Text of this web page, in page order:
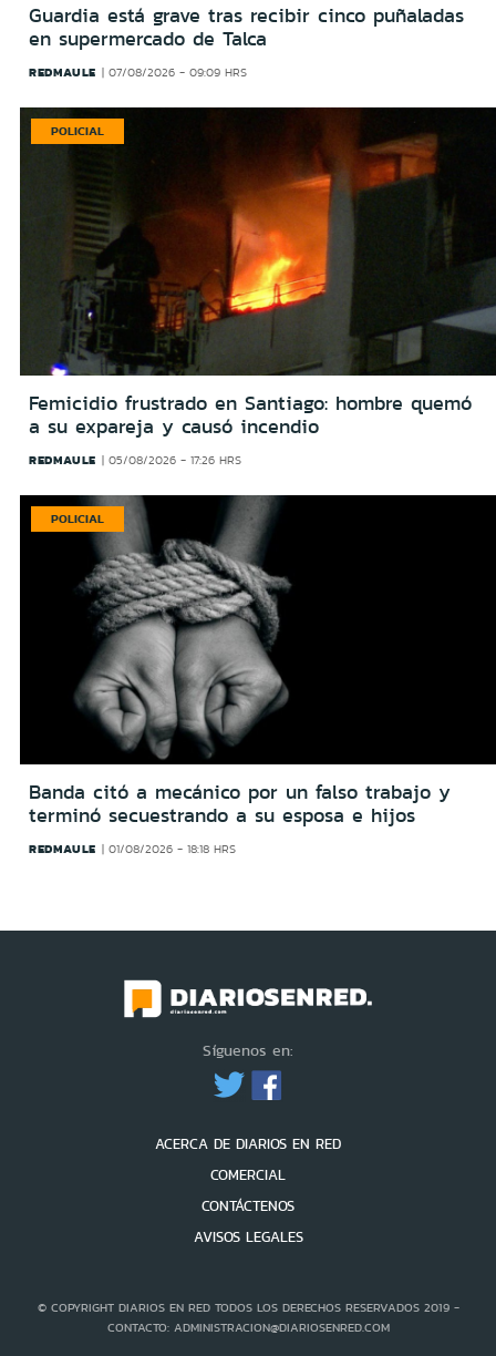
Guardia está grave tras recibir cinco puñaladas
en supermercado de Talca
REDMAULE 07/08/2026 - 09:09 HRS
POLICIAL
Femicidio frustrado en Santiago: hombre quemó
a su expareja y causó incendio
REDMAULE 05/08/2026 - 17:26 HRS
POLICIAL
Banda citó a mecánico por un falso trabajo y
terminó secuestrando a su esposa e hijos
REDMAULE 01/08/2026 - 18:18 HRS
Síguenos en:
ACERCA DE DIARIOS EN RED
COMERCIAL
CONTÁCTENOS
AVISOS LEGALES
© COPYRIGHT DIARIOS EN RED TODOS LOS DERECHOS RESERVADOS 2019 -
CONTACTO: ADMINISTRACION@DIARIOSENRED.COM